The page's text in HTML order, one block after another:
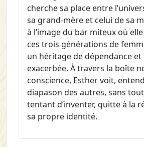
cherche sa place entre
sa grand-mère et celui de sa
à l’image du bar miteux où
ces trois générations de
un héritage de dépendance
exacerbée. À travers la boîte
conscience, Esther voit,
diapason des autres, sans
tentant d’inventer, quitte à la
sa propre identité.